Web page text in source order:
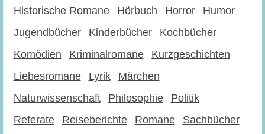
Historische Romane
Hörbuch Horror
Humor
Jugendbücher
Kinderbücher
Kochbücher
Komödien
Kriminalromane
Kurzgeschichten
Liebesromane
Lyrik
Märchen
Naturwissenschaft
Philosophie
Politik
Referate
Reiseberichte Romane
Sachbücher